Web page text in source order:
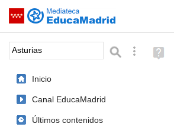
Saltar navegación
Palabra o frase: BúsquedaAyuda
(en
Inicio
Canal EducaMadrid
Últimos contenidos